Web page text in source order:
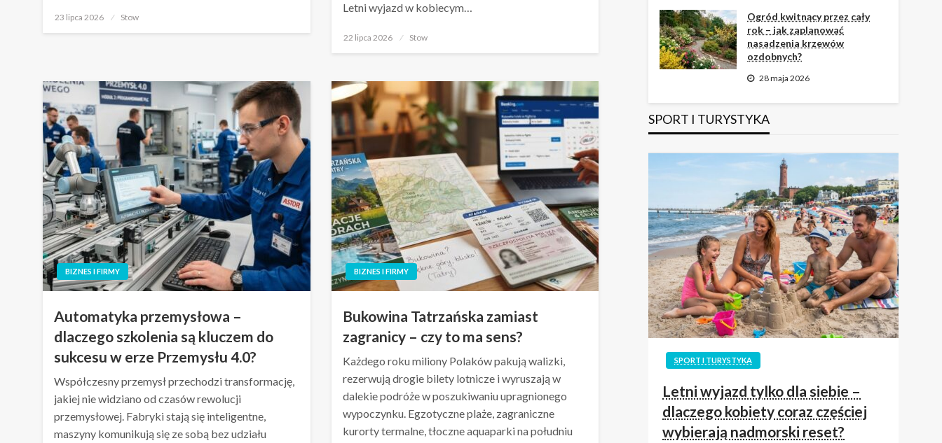
Opublikowane
23 lipca 2026 Stow
Letni wyjazd w kobiecym…
Opublikowane
22 lipca 2026 Stow
BIZNES I FIRMY
Automatyka przemysłowa –
dlaczego szkolenia są kluczem do
sukcesu w erze Przemysłu 4.0?
Współczesny przemysł przechodzi transformację,
jakiej nie widziano od czasów rewolucji
przemysłowej. Fabryki stają się inteligentne,
maszyny komunikują się ze sobą bez udziału
BIZNES I FIRMY
Bukowina Tatrzańska zamiast
zagranicy – czy to ma sens?
Każdego roku miliony Polaków pakują walizki,
rezerwują drogie bilety lotnicze i wyruszają w
dalekie podróże w poszukiwaniu upragnionego
wypoczynku. Egzotyczne plaże, zagraniczne
kurorty termalne, tłoczne aquaparki na południu
Ogród kwitnący przez cały
rok – jak zaplanować
nasadzenia krzewów
ozdobnych?
28 maja 2026
SPORT I TURYSTYKA
SPORT I TURYSTYKA
Letni wyjazd tylko dla siebie –
dlaczego kobiety coraz częściej
wybierają nadmorski reset?